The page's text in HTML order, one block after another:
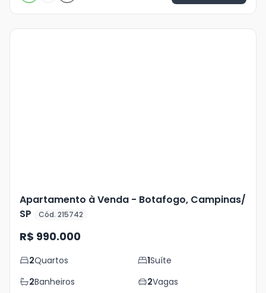
Apartamento à Venda - Botafogo, Campinas/
SP
Cód. 215742
R$ 990.000
2Quartos 1Suíte
2Banheiros 2Vagas